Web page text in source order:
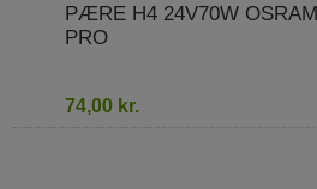
PÆRE H4 24V70W
PRO
74,00 kr.